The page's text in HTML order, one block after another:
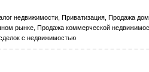
недвижимости, Приватизация, Продажа
рынке, Продажа коммерческой
с недвижимостью